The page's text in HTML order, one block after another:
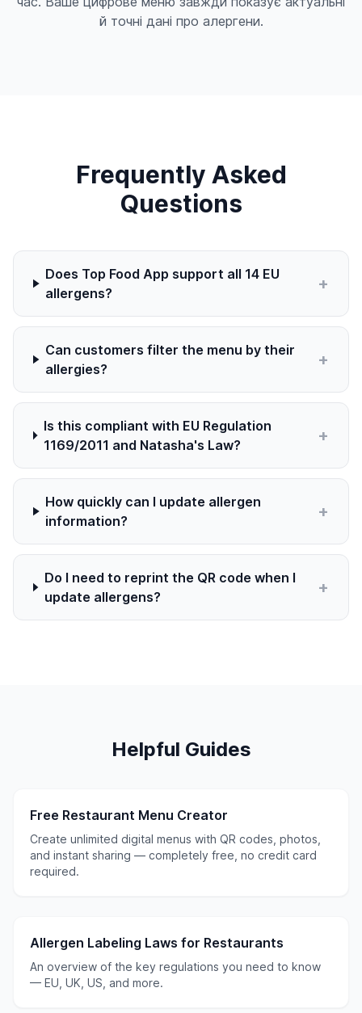
й точні дані про алергени.
Frequently Asked
Questions
Does Top Food App support all 14 EU
allergens?
+
Can customers filter the menu by their
allergies?
+
Is this compliant with EU Regulation
1169/2011 and Natasha's Law?
+
How quickly can I update allergen
information?
+
Do I need to reprint the QR code when I
update allergens?
+
Helpful Guides
Free Restaurant Menu Creator
Create unlimited digital menus with QR codes, photos,
and instant sharing — completely free, no credit card
required.
Allergen Labeling Laws for Restaurants
An overview of the key regulations you need to know
— EU, UK, US, and more.